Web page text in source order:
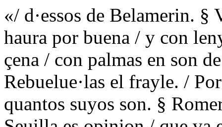
«/ d·essos de Belamerin. §
haura por buena / y con
çena / con palmas en son
Rebuelue·las el frayle. /
quantos suyos son. §